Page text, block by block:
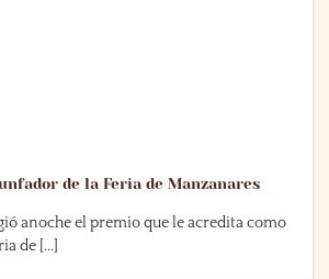
de la Feria de Manzanares
anoche el premio que le acredita como
de [...]